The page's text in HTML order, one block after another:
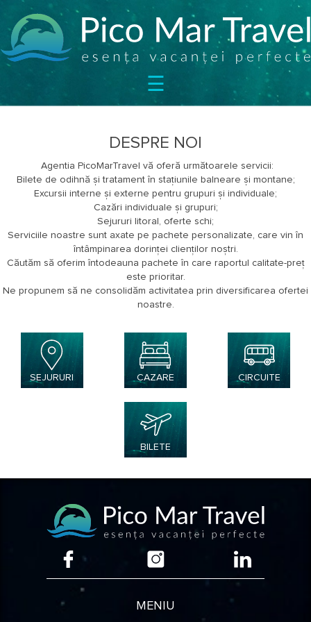
☰
SEJURURI
BLOG
CONTACT
DESPRE NOI
Agentia PicoMarTravel vă oferă următoarele servicii:
Bilete de odihnă și tratament în stațiunile balneare și montane;
Excursii interne și externe pentru grupuri și individuale;
Cazări individuale și grupuri;
Sejururi litoral, oferte schi;
Serviciile noastre sunt axate pe pachete personalizate, care vin în
întâmpinarea dorinței clienților noștri.
Căutăm să oferim întodeauna pachete în care raportul calitate-preț
este prioritar.
Ne propunem să ne consolidăm activitatea prin diversificarea ofertei
noastre.
SEJURURI CAZARE CIRCUITE
BILETE
MENIU